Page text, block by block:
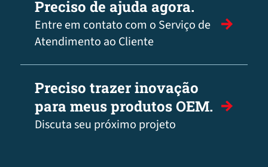
Preciso de ajuda agora.
Entre em contato com o Serviço de
Atendimento ao Cliente
Preciso trazer inovação
para meus produtos OEM.
Discuta seu próximo projeto